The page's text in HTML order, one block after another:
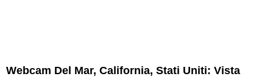
Webcam Del Mar, California, Stati Uniti: Vista